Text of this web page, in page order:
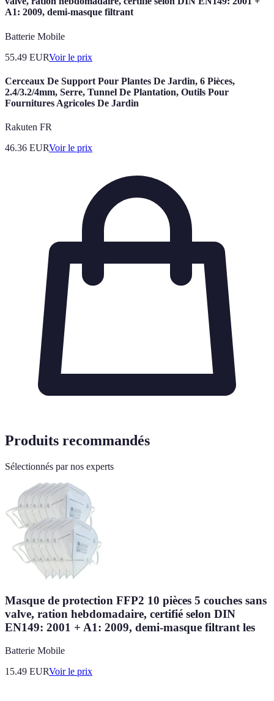
A1: 2009, demi-masque filtrant
Batterie Mobile
55.49 EURVoir le prix
Cerceaux De Support Pour Plantes De Jardin, 6 Pièces,
2.4/3.2/4mm, Serre, Tunnel De Plantation, Outils Pour
Fournitures Agricoles De Jardin
Rakuten FR
46.36 EURVoir le prix
Produits recommandés
Sélectionnés par nos experts
Masque de protection FFP2 10 pièces 5 couches sans
valve, ration hebdomadaire, certifié selon DIN
EN149: 2001 + A1: 2009, demi-masque filtrant les
Batterie Mobile
15.49 EURVoir le prix